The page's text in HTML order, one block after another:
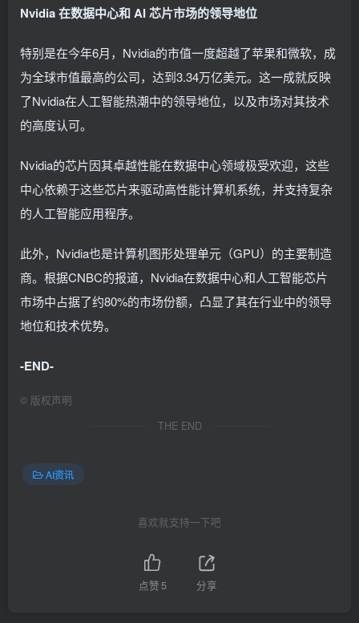
Nvidia 在数据中心和 AI 芯片市场的领导地位
特别是在今年6月，Nvidia的市值一度超越了苹果和微软，成
为全球市值最高的公司，达到3.34万亿美元。这一成就反映
了Nvidia在人工智能热潮中的领导地位，以及市场对其技术
的高度认可。
Nvidia的芯片因其卓越性能在数据中心领域极受欢迎，这些
中心依赖于这些芯片来驱动高性能计算机系统，并支持复杂
的人工智能应用程序。
此外，Nvidia也是计算机图形处理单元（GPU）的主要制造
商。根据CNBC的报道，Nvidia在数据中心和人工智能芯片
市场中占据了约80%的市场份额，凸显了其在行业中的领导
地位和技术优势。
-END-
© 版权声明
THE END
AI资讯
喜欢就支持一下吧
点赞 5 分享